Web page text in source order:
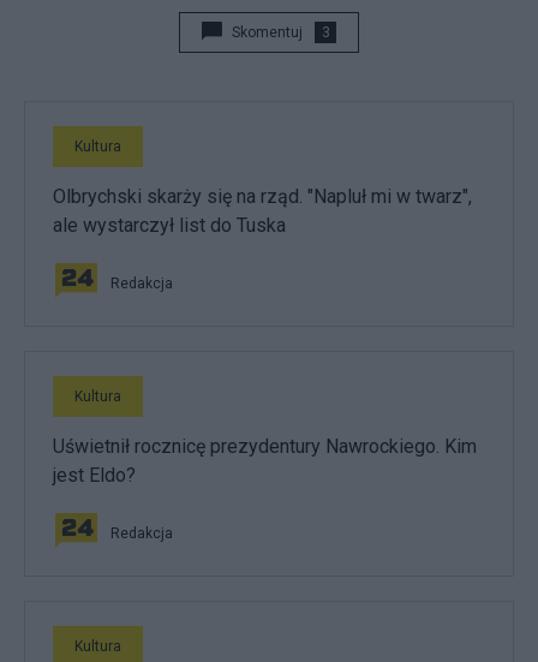
Skomentuj 3
Kultura
Olbrychski skarży się na rząd. "Napluł mi w twarz",
ale wystarczył list do Tuska
Redakcja
Kultura
Uświetnił rocznicę prezydentury Nawrockiego. Kim
jest Eldo?
Redakcja
Kultura